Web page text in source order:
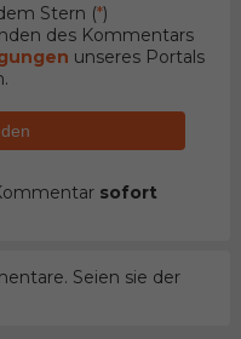
Stern (*)
des Kommentars
unseres Portals
sofort
Seien sie der